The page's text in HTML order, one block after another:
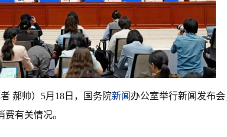
郝帅）5月18日，国务院新闻 办公室举行新闻发布会
有关情况。